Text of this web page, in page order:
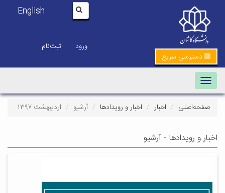
English
ورود | ثبت‌نام
دسترسی سریع
Toggle navigation
صفحه‌اصلی اخبار اخبار و رویدادها آرشیو اردیبهشت ۱۳۹۷
اخبار و رویدادها - آرشیو